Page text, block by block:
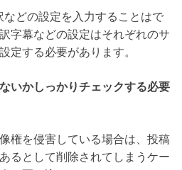
どの設定を入力することはで
字幕などの設定はそれぞれのサ
定する必要があります。
いかしっかりチェックする必要
権を侵害している場合は、投稿
るとして削除されてしまうケー